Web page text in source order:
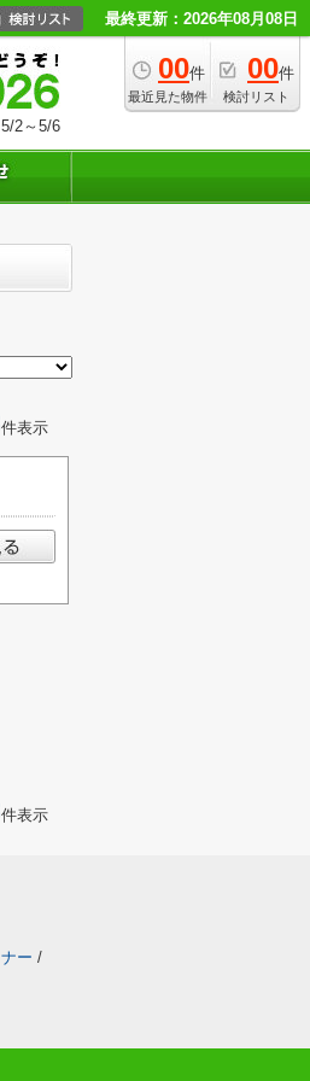
最終更新：2026年08月08日
00件
最近見た物件
00件
検討リスト
2～5/6
件表示
件表示
ー /